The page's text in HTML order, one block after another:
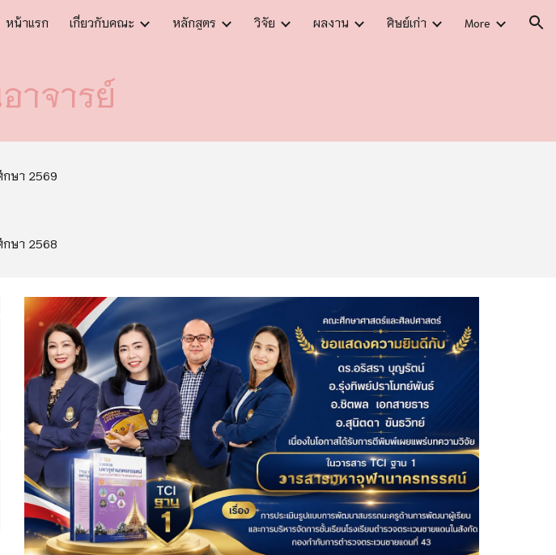
Skip to navigation
หน้าแรก เกี่ยวกับคณะ หลักสูตร วิจัย ผลงาน ศิษย์เก่า More
าจารย์
กษา 2569
กษา 2568